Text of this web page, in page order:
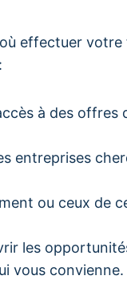
effectuer
à des offres
entreprises
ou ceux de
les
vous convienne.